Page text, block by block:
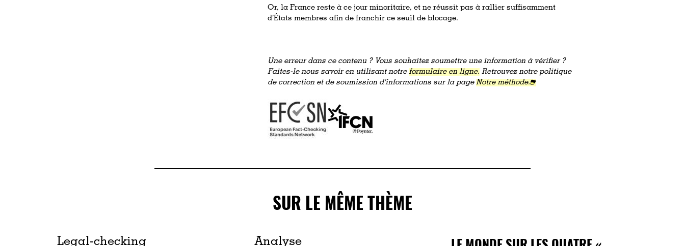
Or, la France reste à ce jour minoritaire, et ne réussit pas à rallier suffisamment
d’États membres afin de franchir ce seuil de blocage.
Une erreur dans ce contenu ? Vous souhaitez soumettre une information à vérifier ?
Faites-le nous savoir en utilisant notreformulaire en ligne. Retrouvez notre politique
de correction et de soumission d'informations sur la pageNotre méthode.
SUR LE MÊME THÈME
Legal-checking Analyse